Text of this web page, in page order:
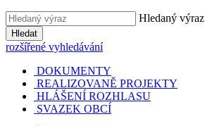
Hledaný výraz
Hledat
rozšířené vyhledávání
DOKUMENTY
REALIZOVANĚ PROJEKTY
HLÁŠENÍ ROZHLASU
SVAZEK OBCÍ